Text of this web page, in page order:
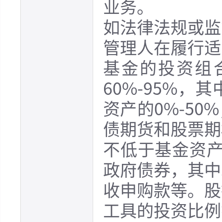
业务。
如法律法规或
管理人在履行
基金的投资组
60%-95%，其
资产的0%-
债期货和股票
不低于基金资
政府债券，其
收申购款等。
工具的投资比